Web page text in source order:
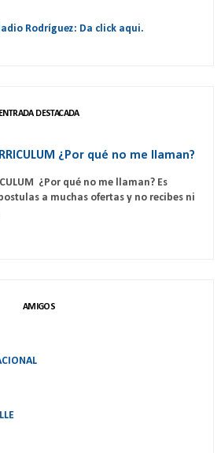
Rodríguez: Da click aqui.
ENTRADA DESTACADA
¿Por qué no me llaman?
¿Por qué no me llaman? Es
a muchas ofertas y no recibes ni
AMIGOS